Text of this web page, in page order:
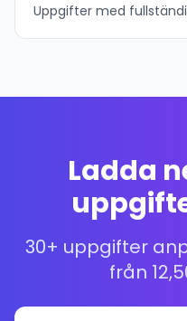
Uppgifter med
Ladda
30+ uppgifter
från